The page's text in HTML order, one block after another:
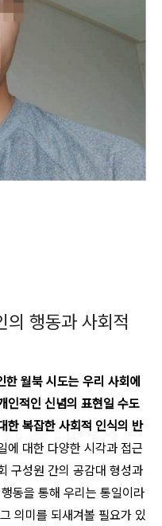
의 행동과 사회적
한 월북 시도는 우리 사회에
인적인 신념의 표현일 수도
한 복잡한 사회적 인식의 반
에 대한 다양한 시각과 접근
구성원 간의 공감대 형성과
동을 통해 우리는 통일이라
의미를 되새겨볼 필요가 있